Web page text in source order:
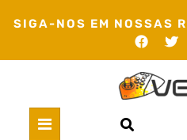
SIGA-NOS EM NOSSAS